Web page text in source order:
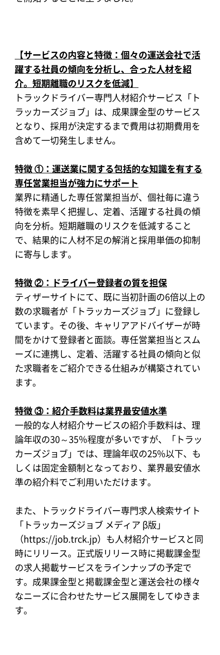
【サービスの内容と特徴：個々の運送会社で活
躍する社員の傾向を分析し、合った人材を紹
介。短期離職のリスクを低減】
トラックドライバー専門人材紹介サービス「ト
ラッカーズジョブ」は、成果課金型のサービス
となり、採用が決定するまで費用は初期費用を
含めて一切発生しません。
特徴 ①：運送業に関する包括的な知識を有する
専任営業担当が強力にサポート
業界に精通した専任営業担当が、個社毎に違う
特徴を素早く把握し、定着、活躍する社員の傾
向を分析。短期離職のリスクを低減すること
で、結果的に人材不足の解消と採用単価の抑制
に寄与します。
特徴 ②：ドライバー登録者の質を担保
ティザーサイトにて、既に当初計画の6倍以上の
数の求職者が「トラッカーズジョブ」に登録し
ています。その後、キャリアアドバイザーが時
間をかけて登録者と面談。専任営業担当とスム
ーズに連携し、定着、活躍する社員の傾向と似
た求職者をご紹介できる仕組みが構築されてい
ます。
特徴 ③：紹介手数料は業界最安値水準
一般的な人材紹介サービスの紹介手数料は、理
論年収の30～35％程度が多いですが、「トラッ
カーズジョブ」では、理論年収の25%以下、も
しくは固定金額制となっており、業界最安値水
準の紹介料でご利用いただけます。
また、トラックドライバー専門求人検索サイト
「トラッカーズジョブ メディア β版」
（https://job.trck.jp）も人材紹介サービスと同
時にリリース。正式版リリース時に掲載課金型
の求人掲載サービスをラインナップの予定で
す。成果課金型と掲載課金型と運送会社の様々
なニーズに合わせたサービス展開をしてゆきま
す。